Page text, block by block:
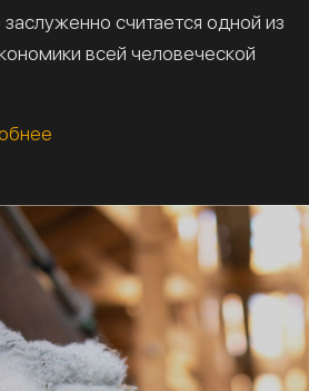
считается одной из
всей человеческой